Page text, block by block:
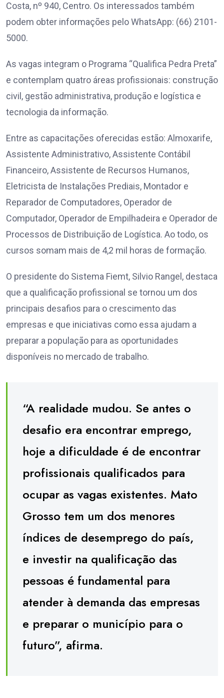
Costa, nº 940, Centro. Os interessados também
podem obter informações pelo WhatsApp: (66) 2101-
5000.
As vagas integram o Programa “Qualifica Pedra Preta”
e contemplam quatro áreas profissionais: construção
civil, gestão administrativa, produção e logística e
tecnologia da informação.
Entre as capacitações oferecidas estão: Almoxarife,
Assistente Administrativo, Assistente Contábil
Financeiro, Assistente de Recursos Humanos,
Eletricista de Instalações Prediais, Montador e
Reparador de Computadores, Operador de
Computador, Operador de Empilhadeira e Operador de
Processos de Distribuição de Logística. Ao todo, os
cursos somam mais de 4,2 mil horas de formação.
O presidente do Sistema Fiemt, Silvio Rangel, destaca
que a qualificação profissional se tornou um dos
principais desafios para o crescimento das
empresas e que iniciativas como essa ajudam a
preparar a população para as oportunidades
disponíveis no mercado de trabalho.
“A realidade mudou. Se antes o
desafio era encontrar emprego,
hoje a dificuldade é de encontrar
profissionais qualificados para
ocupar as vagas existentes. Mato
Grosso tem um dos menores
índices de desemprego do país,
e investir na qualificação das
pessoas é fundamental para
atender à demanda das empresas
e preparar o município para o
futuro”, afirma.